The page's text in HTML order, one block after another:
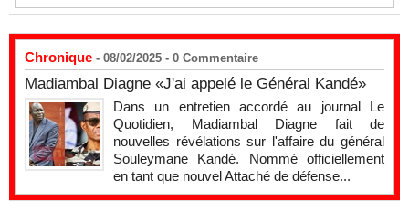
Chronique - 08/02/2025 - 0 Commentaire
Madiambal Diagne «J'ai appelé le Général Kandé»
Dans un entretien accordé au journal Le
Quotidien, Madiambal Diagne fait de
nouvelles révélations sur l'affaire du général
Souleymane Kandé. Nommé officiellement
en tant que nouvel Attaché de défense...